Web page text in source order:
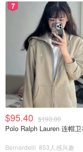
7
$95.40 $193.00
Polo Ralph Lauren 连
Bernardelli 853人感兴趣